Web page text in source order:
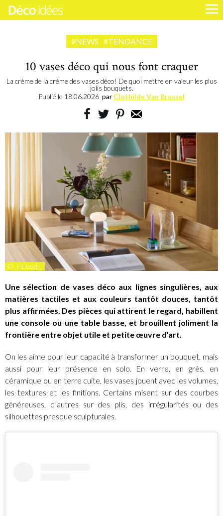
#NEWS #TENDANCE
10 vases déco qui nous font craquer
La crème de la crème des vases déco! De quoi mettre en valeur les plus
jolis bouquets.
Publié le 18.06.2026 par Clothilde Van Brussel
© Hübsch
Une sélection de vases déco aux lignes singulières, aux
matières tactiles et aux couleurs tantôt douces, tantôt
plus affirmées. Des pièces qui attirent le regard, habillent
une console ou une table basse, et brouillent joliment la
frontière entre objet utile et petite œuvre d’art.
On les aime pour leur capacité à transformer un bouquet, mais
aussi pour leur présence en solo. En verre, en grès, en
céramique ou en terre cuite, les vases jouent avec les volumes,
les textures et les finitions. Certains misent sur des courbes
généreuses, d’autres sur des plis, des irrégularités ou des
silhouettes presque sculpturales.